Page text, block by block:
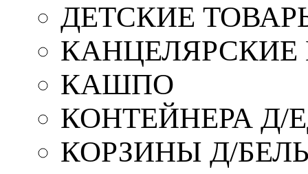
ДЕТСКИЕ
КАШПО
КОНТЕЙНЕРА Д/
КОРЗИНЫ Д/